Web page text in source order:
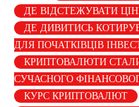
ДЕ ВІДСТЕЖУВАТИ
ДЕ ДИВИТИСЬ
ДЛЯ ПОЧАТКІВЦІВ
КРИПТОВАЛЮТИ
СУЧАСНОГО
КУРС КРИПТОВАЛЮТ